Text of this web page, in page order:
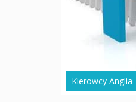
Kierowcy Anglia